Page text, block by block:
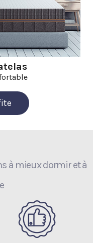
à mieux dormir et à